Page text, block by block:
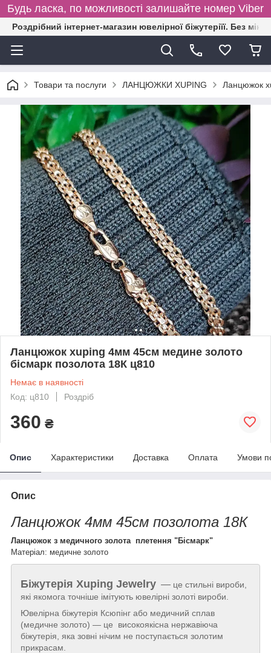
Будь ласка, по можливості залишайте номер Viber
Роздрібний інтернет-магазин ювелірної біжутеріїї. Без
Товари та послуги ЛАНЦЮЖКИ XUPING Ланцюжок
Ланцюжок xuping 4мм 45см медине золото
бісмарк позолота 18К ц810
Немає в наявності
Код: ц810
Роздріб
360 ₴
Опис Характеристики Доставка Оплата Умови
Опис
Ланцюжок 4мм 45см позолота 18К
Ланцюжок з медичного золота плетення "Бісмарк"
Матеріал: медичне золото
Біжутерія Xuping Jewelry — це стильні вироби,
які якомога точніше імітують ювелірні золоті вироби.
Ювелірна біжутерія Ксюпінг або медичний сплав
(медичне золото) — це високоякісна нержавіюча
біжутерія, яка зовні нічим не поступається золотим
прикрасам.